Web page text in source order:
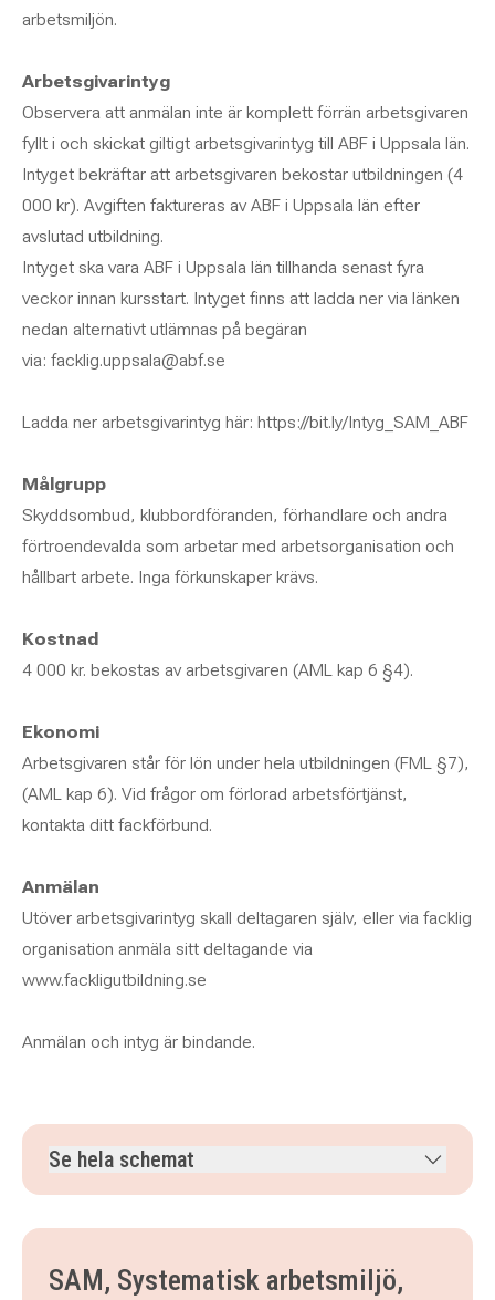
arbetsmiljön.
Arbetsgivarintyg
Observera att anmälan inte är komplett förrän arbetsgivaren
fyllt i och skickat giltigt arbetsgivarintyg till ABF i Uppsala län.
Intyget bekräftar att arbetsgivaren bekostar utbildningen (4
000 kr). Avgiften faktureras av ABF i Uppsala län efter
avslutad utbildning.
Intyget ska vara ABF i Uppsala län tillhanda senast fyra
veckor innan kursstart. Intyget finns att ladda ner via länken
nedan alternativt utlämnas på begäran
via: facklig.uppsala@abf.se
Ladda ner arbetsgivarintyg här: https://bit.ly/Intyg_SAM_ABF
Målgrupp
Skyddsombud, klubbordföranden, förhandlare och andra
förtroendevalda som arbetar med arbetsorganisation och
hållbart arbete. Inga förkunskaper krävs.
Kostnad
4 000 kr. bekostas av arbetsgivaren (AML kap 6 §4).
Ekonomi
Arbetsgivaren står för lön under hela utbildningen (FML §7),
(AML kap 6). Vid frågor om förlorad arbetsförtjänst,
kontakta ditt fackförbund.
Anmälan
Utöver arbetsgivarintyg skall deltagaren själv, eller via facklig
organisation anmäla sitt deltagande via
www.fackligutbildning.se
Anmälan och intyg är bindande.
Se hela schemat
SAM, Systematisk arbetsmiljö,